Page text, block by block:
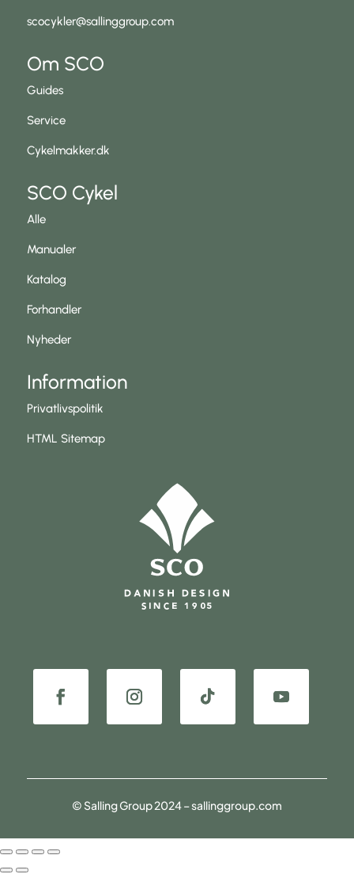
scocykler@sallinggroup.com
Om SCO
Guides
Service
Cykelmakker.dk
SCO Cykel
Alle
Manualer
Katalog
Forhandler
Nyheder
Information
Privatlivspolitik
HTML Sitemap
© Salling Group 2024 – sallinggroup.com